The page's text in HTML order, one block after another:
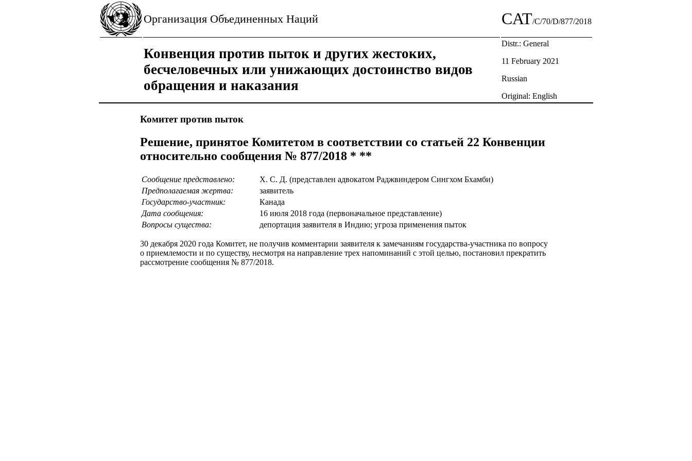
Организация Объединенных Наций CAT/C/70/D/877/2018
Конвенция против пыток и других жестоких,
бесчеловечных или унижающих достоинство видов
обращения и наказания
Distr.: General
11 February 2021
Russian
Original: English
Комитет против пыток
Решение, принятое Комитетом в соответствии со статьей 22 Конвенции
относительно сообщения № 877/2018 * **
Сообщение представлено:
Х. С. Д. (представлен адвокатом Раджвиндером Сингхом Бхамби)
Предполагаемая жертва:
заявитель
Государство-участник:
Канада
Дата сообщения:
16 июля 2018 года (первоначальное представление)
Вопросы существа:
депортация заявителя в Индию; угроза применения пыток
30 декабря 2020 года Комитет, не получив комментарии заявителя к замечаниям государства-участника по вопросу
о приемлемости и по существу, несмотря на направление трех напоминаний с этой целью, постановил прекратить
рассмотрение сообщения № 877/2018.